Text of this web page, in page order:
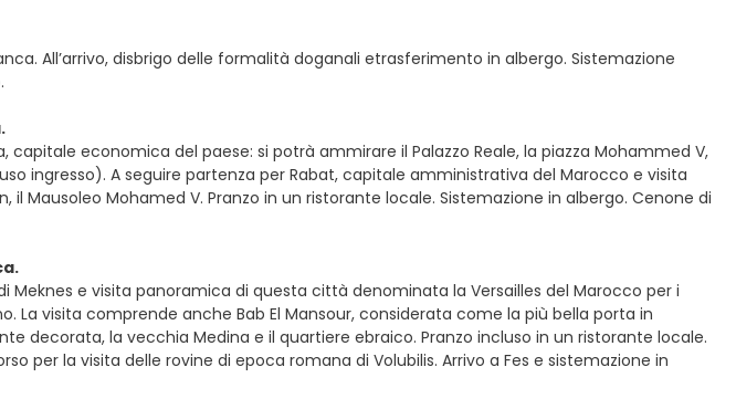
All’arrivo, disbrigo delle formalità doganali etrasferimento in albergo. Sistemazione
capitale economica del paese: si potrà ammirare il Palazzo Reale, la piazza Mohammed V,
ingresso). A seguire partenza per Rabat, capitale amministrativa del Marocco e visita
Mausoleo Mohamed V. Pranzo in un ristorante locale. Sistemazione in albergo. Cenone di
Meknes e visita panoramica di questa città denominata la Versailles del Marocco per i
La visita comprende anche Bab El Mansour, considerata come la più bella porta in
decorata, la vecchia Medina e il quartiere ebraico. Pranzo incluso in un ristorante locale.
per la visita delle rovine di epoca romana di Volubilis. Arrivo a Fes e sistemazione in